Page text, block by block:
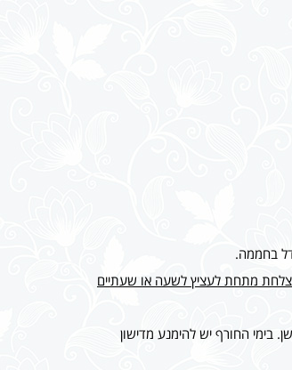
בחממה.
צלחת מתחת לעציץ לשעה או שעתיים
דשן. בימי החורף יש להימנע מדישון